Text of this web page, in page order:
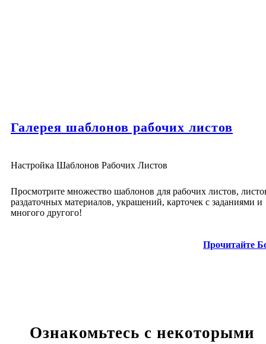
Галерея шаблонов рабочих листов
Настройка Шаблонов Рабочих Листов
Просмотрите множество шаблонов для рабочих листов,
раздаточных материалов, украшений, карточек с заданиями и
многого другого!
Прочитайте
Ознакомьтесь с некоторыми